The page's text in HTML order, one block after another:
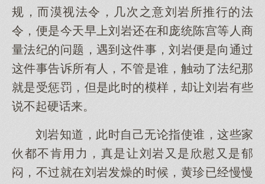
规，而漠视法令，几次之意刘岩所推行的法
令，便是今天早上刘岩还在和庞统陈宫等人商
量法纪的问题，遇到这件事，刘岩便是向通过
这件事告诉所有人，不管是谁，触动了法纪那
就是受惩罚，但是此时的模样，却让刘岩有些
说不起硬话来。
刘岩知道，此时自己无论指使谁，这些家
伙都不肯用力，真是让刘岩又是欣慰又是郁
闷，不过就在刘岩发燥的时候，黄珍已经慢慢